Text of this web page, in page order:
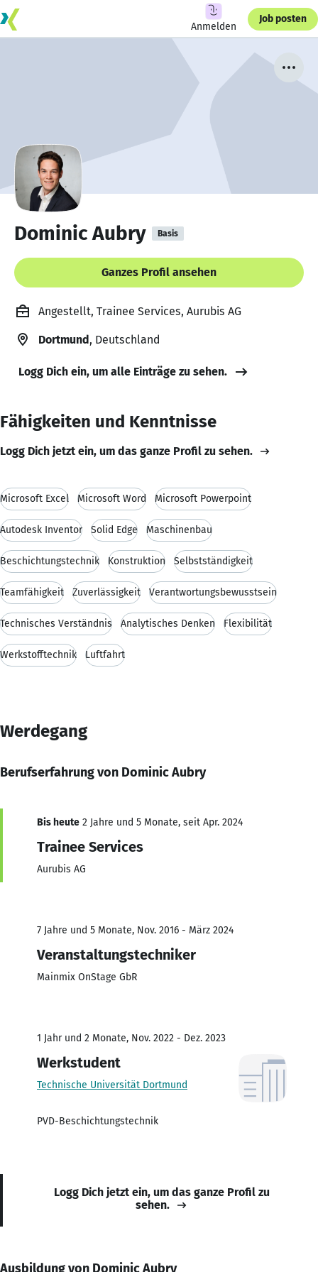
Anmelden
Job posten
Dominic Aubry Basis
Ganzes Profil ansehen
Angestellt, Trainee Services, Aurubis AG
Dortmund, Deutschland
Logg Dich ein, um alle Einträge zu sehen.
Fähigkeiten und Kenntnisse
Logg Dich jetzt ein, um das ganze Profil zu sehen.
Microsoft Excel Microsoft Word Microsoft Powerpoint
Autodesk Inventor Solid Edge Maschinenbau
Beschichtungstechnik Konstruktion Selbstständigkeit
Teamfähigkeit Zuverlässigkeit Verantwortungsbewusstsein
Technisches Verständnis Analytisches Denken Flexibilität
Werkstofftechnik Luftfahrt
Werdegang
Berufserfahrung von Dominic Aubry
Bis heute 2 Jahre und 5 Monate, seit Apr. 2024
Trainee Services
Aurubis AG
7 Jahre und 5 Monate, Nov. 2016 - März 2024
Veranstaltungstechniker
Mainmix OnStage GbR
1 Jahr und 2 Monate, Nov. 2022 - Dez. 2023
Werkstudent
Technische Universität Dortmund
PVD-Beschichtungstechnik
Logg Dich jetzt ein, um das ganze Profil zu
sehen.
Ausbildung von Dominic Aubry